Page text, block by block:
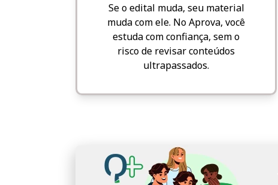
Se o edital muda, seu material
muda com ele. No Aprova, você
estuda com confiança, sem o
risco de revisar conteúdos
ultrapassados.